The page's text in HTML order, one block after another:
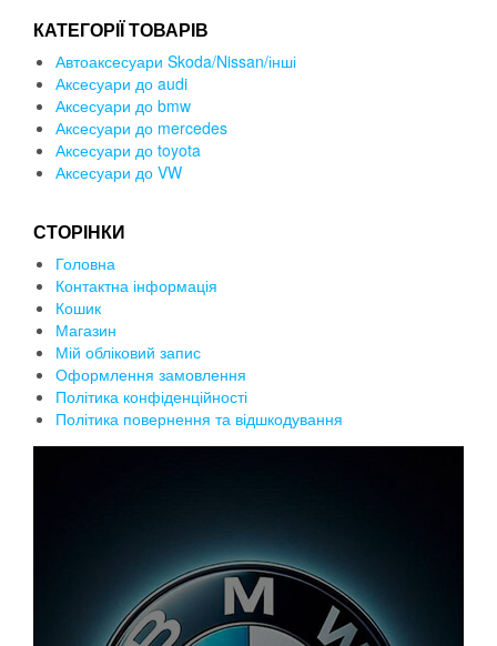
КАТЕГОРІЇ ТОВАРІВ
Автоаксесуари Skoda/Nissan/інші
Аксесуари до audi
Аксесуари до bmw
Аксесуари до mercedes
Аксесуари до toyota
Аксесуари до VW
СТОРІНКИ
Головна
Контактна інформація
Кошик
Магазин
Мій обліковий запис
Оформлення замовлення
Політика конфіденційності
Політика повернення та відшкодування